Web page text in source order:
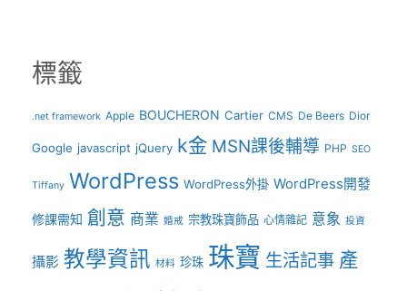
標籤
.net framework Apple BOUCHERON Cartier CMS De Beers Dior
Google javascript jQuery k金 MSN課後輔導 PHP SEO
Tiffany WordPress WordPress外掛 WordPress開發
修課需知 創意 商業 婚戒 宗教珠寶飾品 心情雜記 意象 投資
攝影 教學資訊 材料 珍珠 珠寶 生活記事 產